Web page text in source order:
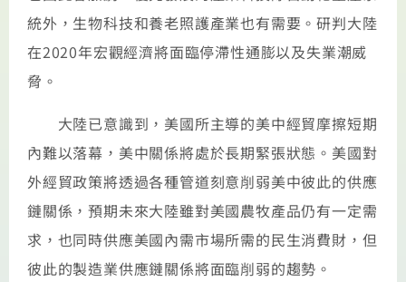
統外，生物科技和養老照護產業也有需要。研判大陸
在2020年宏觀經濟將面臨停滯性通膨以及失業潮威
脅。
大陸已意識到，美國所主導的美中經貿摩擦短期
內難以落幕，美中關係將處於長期緊張狀態。美國對
外經貿政策將透過各種管道刻意削弱美中彼此的供應
鏈關係，預期未來大陸雖對美國農牧產品仍有一定需
求，也同時供應美國內需市場所需的民生消費財，但
彼此的製造業供應鏈關係將面臨削弱的趨勢。